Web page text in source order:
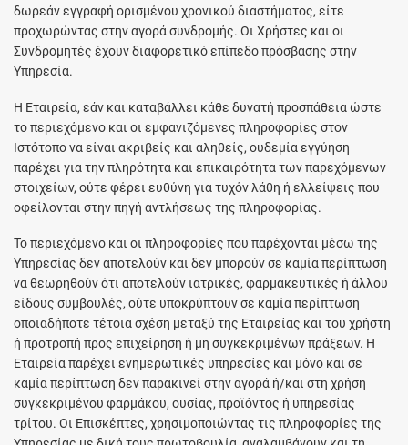
δωρεάν εγγραφή ορισμένου χρονικού διαστήματος, είτε
προχωρώντας στην αγορά συνδρομής. Οι Χρήστες και οι
Συνδρομητές έχουν διαφορετικό επίπεδο πρόσβασης στην
Υπηρεσία.
Η Εταιρεία, εάν και καταβάλλει κάθε δυνατή προσπάθεια ώστε
το περιεχόμενο και οι εμφανιζόμενες πληροφορίες στον
Ιστότοπο να είναι ακριβείς και αληθείς, ουδεμία εγγύηση
παρέχει για την πληρότητα και επικαιρότητα των παρεχόμενων
στοιχείων, ούτε φέρει ευθύνη για τυχόν λάθη ή ελλείψεις που
οφείλονται στην πηγή αντλήσεως της πληροφορίας.
Το περιεχόμενο και οι πληροφορίες που παρέχονται μέσω της
Υπηρεσίας δεν αποτελούν και δεν μπορούν σε καμία περίπτωση
να θεωρηθούν ότι αποτελούν ιατρικές, φαρμακευτικές ή άλλου
είδους συμβουλές, ούτε υποκρύπτουν σε καμία περίπτωση
οποιαδήποτε τέτοια σχέση μεταξύ της Εταιρείας και του χρήστη
ή προτροπή προς επιχείρηση ή μη συγκεκριμένων πράξεων. Η
Εταιρεία παρέχει ενημερωτικές υπηρεσίες και μόνο και σε
καμία περίπτωση δεν παρακινεί στην αγορά ή/και στη χρήση
συγκεκριμένου φαρμάκου, ουσίας, προϊόντος ή υπηρεσίας
τρίτου. Οι Επισκέπτες, χρησιμοποιώντας τις πληροφορίες της